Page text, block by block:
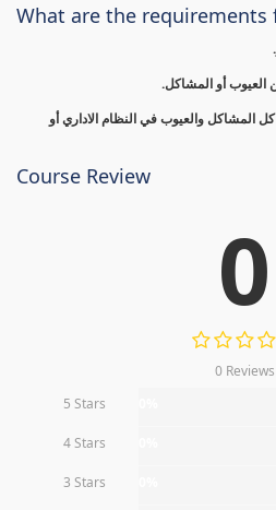
What are the requirements
العيوب أو المشاكل.
والعيوب في النظام الاداري أو
Course Review
0
0 Reviews
5 Stars
4 Stars
3 Stars